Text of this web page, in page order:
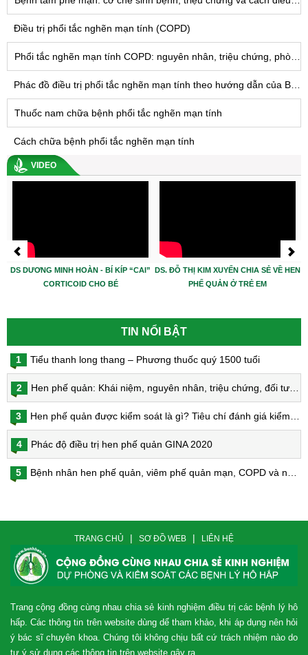
Điều trị phổi tắc nghẽn mạn tính (COPD)
Thuốc nam chữa bệnh phổi tắc nghẽn mạn tính
Cách chữa bệnh phổi tắc nghẽn mạn tính
VIDEO
DS DƯƠNG MINH HOÀN - BÍ KÍP “CAI”
CORTICOID CHO BÉ
DS. ĐỖ THỊ KIM XUYẾN CHIA SẺ VỀ HEN
PHẾ QUẢN Ở TRẺ EM
TIN NỔI BẬT
1 Tiểu thanh long thang – Phương thuốc quý 1500 tuổi
2 Hen phế quản: Khái niệm, nguyên nhân, triệu chứng, đối tượng nguy cơ, phòng bệnh, chẩn đoán và điều trị hen phế quản
3 Hen phế quản được kiểm soát là gì? Tiêu chí đánh giá kiểm soát hen
4 Phác độ điều trị hen phế quản GINA 2020
5 Bệnh nhân hen phế quản, viêm phế quản mạn, COPD và nguy cơ nhiễm virus Corona
TRANG CHỦ | SƠ ĐỒ WEB | LIÊN HỆ
Trang cộng đồng cùng nhau chia sẻ kinh nghiệm điều trị các bệnh lý hô
hấp. Các thông tin trên website dùng dể tham khảo, khi áp dụng nên hỏi
ý bác sĩ chuyên khoa. Chúng tôi không chịu bất cứ trách nhiệm nào do
tự ý sử dụng các thông tin trên website gây ra.